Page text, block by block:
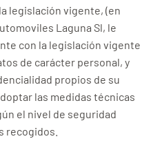
legislación vigente, (en
Laguna Sl, le
con la legislación vigente
de carácter personal, y
propios de su
las medidas técnicas
el nivel de seguridad
recogidos.